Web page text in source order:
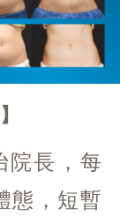
院長，每
態，短暫